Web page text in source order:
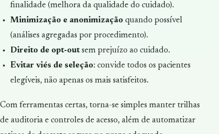
finalidade (melhora da qualidade do cuidado).
Minimização e anonimização quando possível
(análises agregadas por procedimento).
Direito de opt-outsem prejuízo ao cuidado.
Evitar viés de seleção: convide todos os pacientes
elegíveis, não apenas os mais satisfeitos.
Com ferramentas certas, torna-se simples manter trilhas
de auditoria e controles de acesso, além de automatizar